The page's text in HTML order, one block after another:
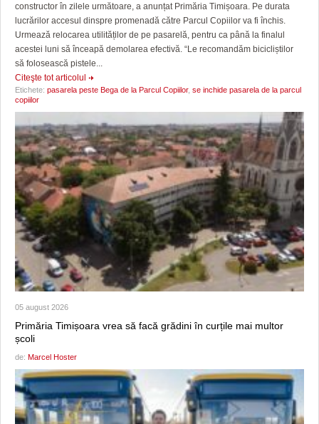
constructor în zilele următoare, a anunțat Primăria Timișoara. Pe durata
lucrărilor accesul dinspre promenadă către Parcul Copiilor va fi închis.
Urmează relocarea utilităților de pe pasarelă, pentru ca până la finalul
acestei luni să înceapă demolarea efectivă. “Le recomandăm bicicliștilor
să folosească pistele...
Citeşte tot articolul
Etichete: pasarela peste Bega de la Parcul Copiilor, se inchide pasarela de la parcul
copiilor
05 august 2026
Primăria Timișoara vrea să facă grădini în curțile mai multor
școli
de: Marcel Hoster